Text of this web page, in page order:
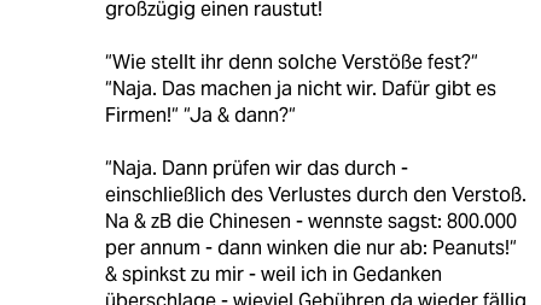
großzügig einen raustut!
“Wie stellt ihr denn solche Verstöße fest?“
“Naja. Das machen ja nicht wir. Dafür gibt es
Firmen!“ “Ja & dann?“
“Naja. Dann prüfen wir das durch -
einschließlich des Verlustes durch den Verstoß.
Na & zB die Chinesen - wennste sagst: 800.000
per annum - dann winken die nur ab: Peanuts!“
& spinkst zu mir - weil ich in Gedanken